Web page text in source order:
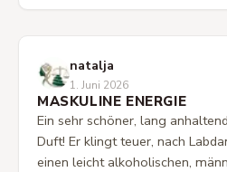
natalja
1. Juni 2026
MASKULINE ENERGIE
Ein sehr schöner, lang
Duft! Er klingt teuer, nach
einen leicht alkoholischen,